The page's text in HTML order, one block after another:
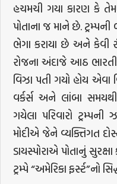
હચમચી ગયા કારણ કે
પોતાના જ માને છે.
ભેગા કરાયા છે અને
રોજના અંદાજે આઠ
વિઝા પતી ગયો હોય એવા
વર્કર્સ અને લાંબા
ગયેલા પરિવારો
મોદીએ જેને વ્યક્તિગત
ડાયસ્પોરાએ પોતાનું
ટ્રમ્પે “અમેરિકા ફર્સ્ટ”નો